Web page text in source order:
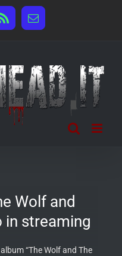
Rss Email
Wolf and
in streaming
“The Wolf and The